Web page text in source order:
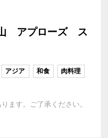
山 アプローズ ス
アジア 和食 肉料理
ます。ご了承ください。